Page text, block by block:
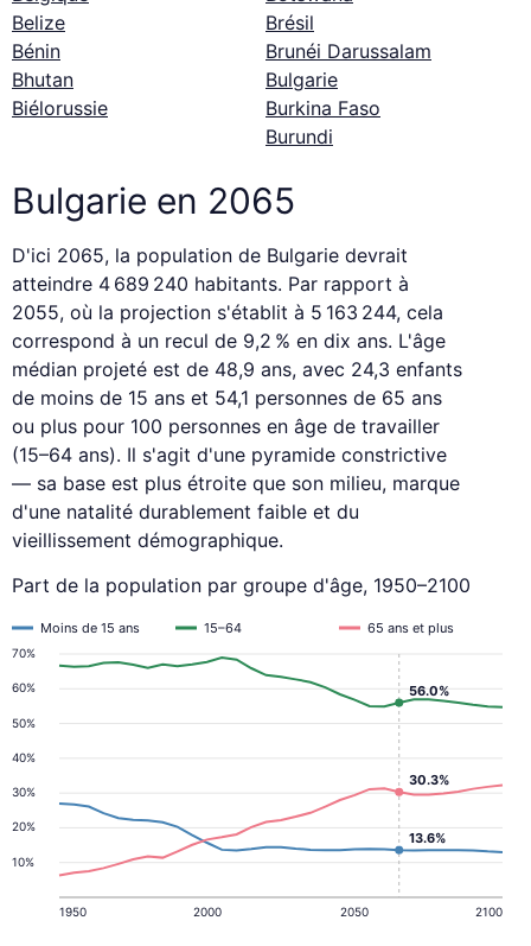
Belize
Bénin
Bhutan
Biélorussie
Brésil
Brunéi Darussalam
Bulgarie
Burkina Faso
Burundi
Bulgarie en 2065
D'ici 2065, la population de Bulgarie devrait
atteindre 4 689 240 habitants. Par rapport à
2055, où la projection s'établit à 5 163 244, cela
correspond à un recul de 9,2 % en dix ans. L'âge
médian projeté est de 48,9 ans, avec 24,3 enfants
de moins de 15 ans et 54,1 personnes de 65 ans
ou plus pour 100 personnes en âge de travailler
(15–64 ans). Il s'agit d'une pyramide constrictive
— sa base est plus étroite que son milieu, marque
d'une natalité durablement faible et du
vieillissement démographique.
Part de la population par groupe d'âge, 1950–2100
10%
20%
30%
40%
50%
60%
70%
1950 2000 2050 2100
Moins de 15 ans 15–64 65 ans et plus
13.6%
30.3%
56.0%